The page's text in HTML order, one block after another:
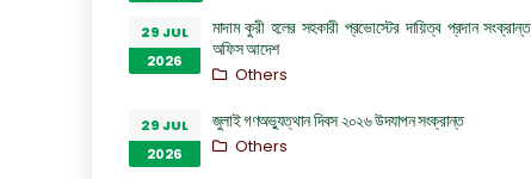
29 JUL
2026
মাদাম কুরী হলের সহকারী প্রভোস্টের দায়িত্ব প্রদান সংক্রান্ত
অফিস আদেশ
Others
29 JUL
2026
জুলাই গণঅভ্যুত্থান দিবস ২০২৬ উদযাপন সংক্রান্ত
Others